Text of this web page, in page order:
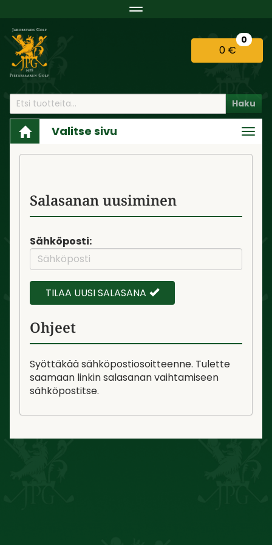
Navigaatio
0 €
0
Haku
Valitse sivu
Salasanan uusiminen
Sähköposti:
TILAA UUSI SALASANA
Ohjeet
Syöttäkää sähköpostiosoitteenne. Tulette
saamaan linkin salasanan vaihtamiseen
sähköpostitse.